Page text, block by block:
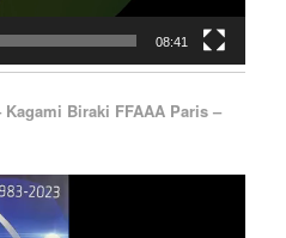
08:41
Biraki FFAAA Paris –